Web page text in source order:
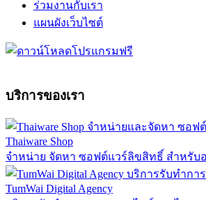
ร่วมงานกับเรา
แผนผังเว็บไซต์
บริการของเรา
Thaiware Shop
จำหน่าย จัดหา ซอฟต์แวร์ลิขสิทธิ์ สำหรับ
TumWai Digital Agency